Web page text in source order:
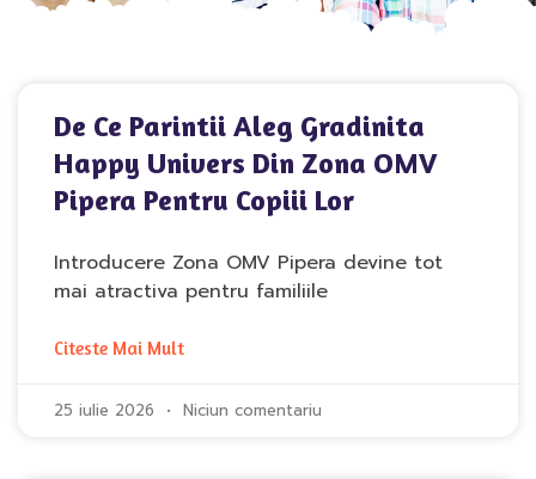
De Ce Parintii Aleg Gradinita
Happy Univers Din Zona OMV
Pipera Pentru Copiii Lor
Introducere Zona OMV Pipera devine tot
mai atractiva pentru familiile
Citeste Mai Mult
25 iulie 2026 Niciun comentariu